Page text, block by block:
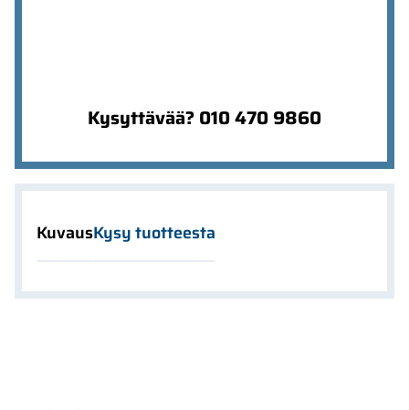
Kysyttävää? 010 470 9860
KuvausKysy tuotteesta